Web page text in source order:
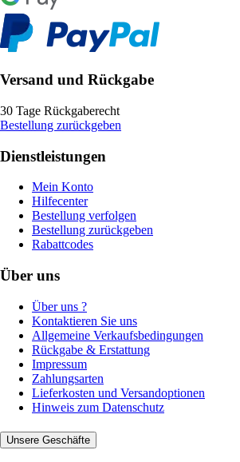
Versand und Rückgabe
30 Tage Rückgaberecht
Bestellung zurückgeben
Dienstleistungen
Mein Konto
Hilfecenter
Bestellung verfolgen
Bestellung zurückgeben
Rabattcodes
Über uns
Über uns ?
Kontaktieren Sie uns
Allgemeine Verkaufsbedingungen
Rückgabe & Erstattung
Impressum
Zahlungsarten
Lieferkosten und Versandoptionen
Hinweis zum Datenschutz
Unsere Geschäfte